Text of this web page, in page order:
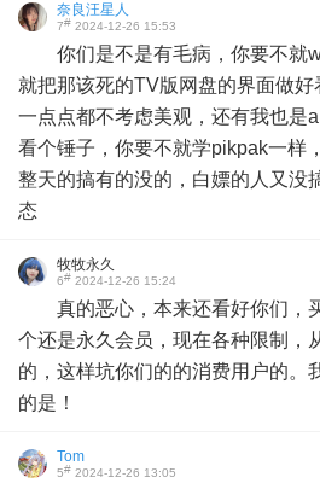
奈良汪星人
7# 2024-12-26 15:53
你们是不是有毛病，你要不就
就把那该死的TV版网盘的界面做
一点点都不考虑美观，还有我也是
看个锤子，你要不就学pikpak一样
整天的搞有的没的，白嫖的人又没
态
牧牧永久
6# 2024-12-26 15:24
真的恶心，本来还看好你们，
个还是永久会员，现在各种限制，
的，这样坑你们的的消费用户的。
的是！
Tom
5# 2024-12-26 13:05